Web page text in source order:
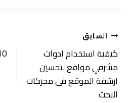
تصفّح
المقالات
السابق
كيفية استخدام ادوات
مشرفي مواقع لتحسين
ارشفة الموقع فى محركات
البحث